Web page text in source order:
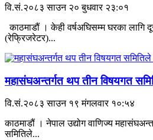
वि.सं.२०८३ साउन २० बुधवार २३:०१
काठमाडौं । केही वर्षअघिसम्म घरका लागि
(रेफ्रिजरेटर)...
महासंघअन्तर्गत थप तीन विषयगत
वि.सं.२०८३ साउन १९ मंगलवार १०:५४
काठमाडौं । नेपाल उद्योग वाणिज्य
समितिले...